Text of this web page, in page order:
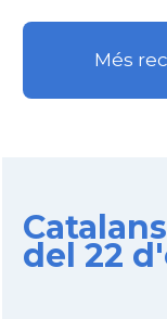
Més
del 22